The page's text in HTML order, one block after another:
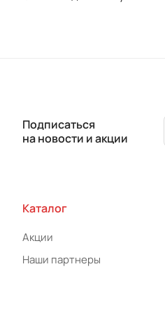
Подписаться
на новости и акции
Каталог
Акции
Наши партнеры